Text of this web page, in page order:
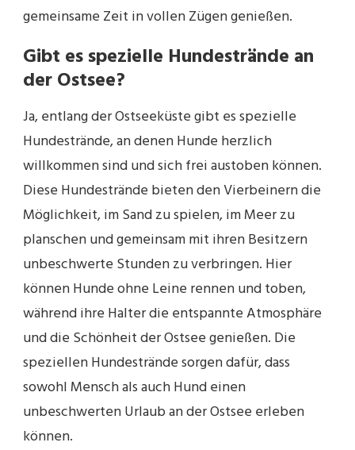
gemeinsame Zeit in vollen Zügen genießen.
Gibt es spezielle Hundestrände an
der Ostsee?
Ja, entlang der Ostseeküste gibt es spezielle
Hundestrände, an denen Hunde herzlich
willkommen sind und sich frei austoben können.
Diese Hundestrände bieten den Vierbeinern die
Möglichkeit, im Sand zu spielen, im Meer zu
planschen und gemeinsam mit ihren Besitzern
unbeschwerte Stunden zu verbringen. Hier
können Hunde ohne Leine rennen und toben,
während ihre Halter die entspannte Atmosphäre
und die Schönheit der Ostsee genießen. Die
speziellen Hundestrände sorgen dafür, dass
sowohl Mensch als auch Hund einen
unbeschwerten Urlaub an der Ostsee erleben
können.